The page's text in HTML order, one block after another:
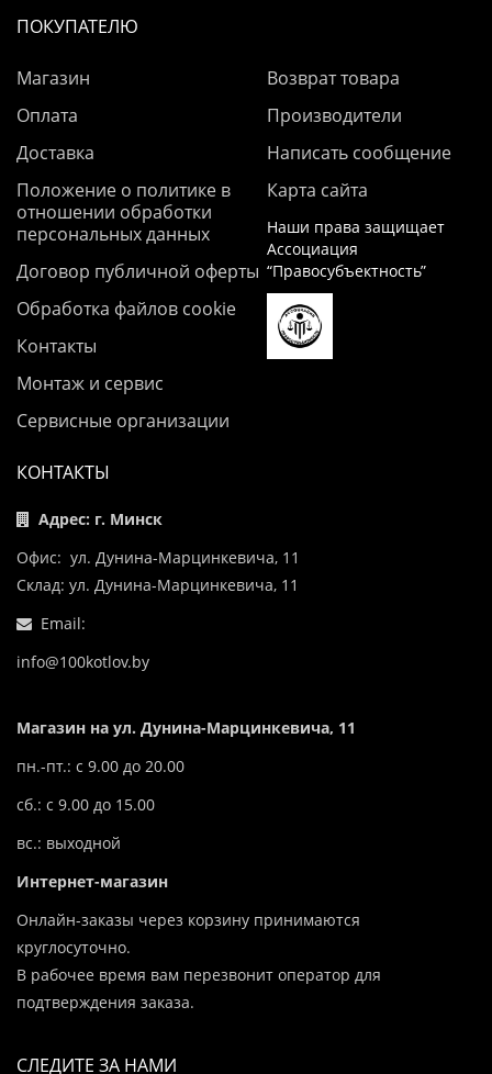
ПОКУПАТЕЛЮ
Магазин
Оплата
Доставка
Положение о политике в
отношении обработки
персональных данных
Договор публичной оферты
Обработка файлов cookie
Контакты
Монтаж и сервис
Сервисные организации
Возврат товара
Производители
Написать сообщение
Карта сайта
Наши права защищает
Ассоциация
“Правосубъектность”
КОНТАКТЫ
Адрес: г. Минск
Офис: ул. Дунина-Марцинкевича, 11
Склад: ул. Дунина-Марцинкевича, 11
Email:
info@100kotlov.by
Магазин на ул. Дунина-Марцинкевича, 11
пн.-пт.: с 9.00 до 20.00
сб.: с 9.00 до 15.00
вс.: выходной
Интернет-магазин
Онлайн-заказы через корзину принимаются
круглосуточно.
В рабочее время вам перезвонит оператор для
подтверждения заказа.
СЛЕДИТЕ ЗА НАМИ